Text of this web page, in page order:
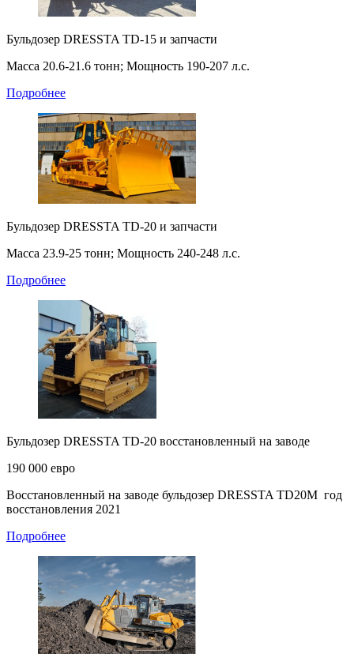
Бульдозер DRESSTA TD-15 и запчасти
Масса 20.6-21.6 тонн; Мощность 190-207 л.с.
Подробнее
Бульдозер DRESSTA TD-20 и запчасти
Масса 23.9-25 тонн; Мощность 240-248 л.с.
Подробнее
Бульдозер DRESSTA TD-20 восстановленный на заводе
190 000 евро
Восстановленный на заводе бульдозер DRESSTA TD20M год
восстановления 2021
Подробнее